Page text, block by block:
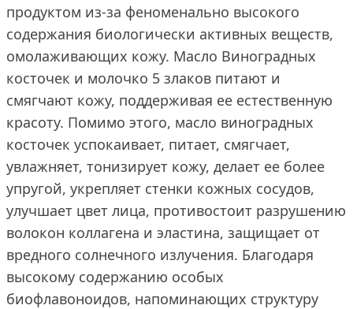
продуктом из-за феноменально высокого
содержания биологически активных веществ,
омолаживающих кожу. Масло Виноградных
косточек и молочко 5 злаков питают и
смягчают кожу, поддерживая ее естественную
красоту. Помимо этого, масло виноградных
косточек успокаивает, питает, смягчает,
увлажняет, тонизирует кожу, делает ее более
упругой, укрепляет стенки кожных сосудов,
улучшает цвет лица, противостоит разрушению
волокон коллагена и эластина, защищает от
вредного солнечного излучения. Благодаря
высокому содержанию особых
биофлавоноидов, напоминающих структуру